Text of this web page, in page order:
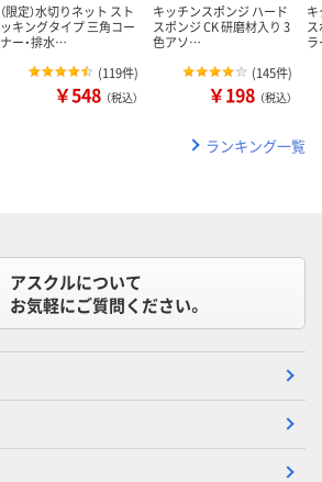
（限定）水切りネット スト
ッキングタイプ 三角コー
ナー・排水…
(119件)
￥548 （税込）
キッチンスポンジ ハード
スポンジ CK 研磨材入り 3
色アソ…
(145件)
￥198 （税込）
ランキング一覧
アスクルについて
お気軽にご質問ください。